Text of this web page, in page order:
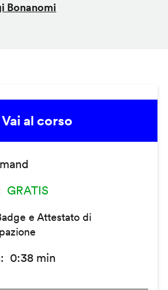
Bonanomi
Vai al corso
GRATIS
e Attestato di
0:38 min